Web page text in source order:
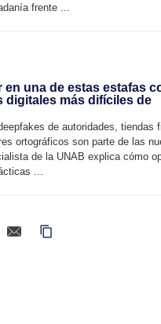
frente ...
en una de estas estafas
digitales más difíciles de
de autoridades, tiendas
ortográficos son parte de las
de la UNAB explica cómo
...